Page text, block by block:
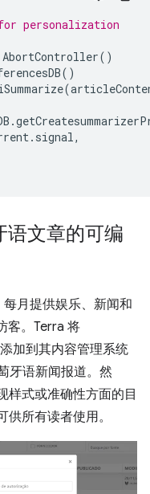
personalization
AbortController()
()
(
.
. signal,
语文章的可编
月提供娱乐、新闻和
客。Terra 将
加到其内容管理系统
牙语新闻报道。然
样式或准确性方面的目
所有读者使用。